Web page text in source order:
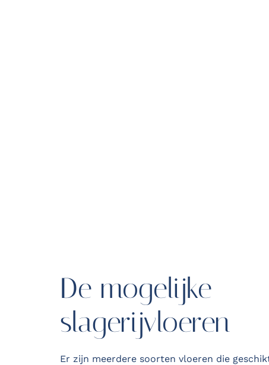
De mogelijke
slagerijvloeren
Er zijn meerdere soorten vloeren die